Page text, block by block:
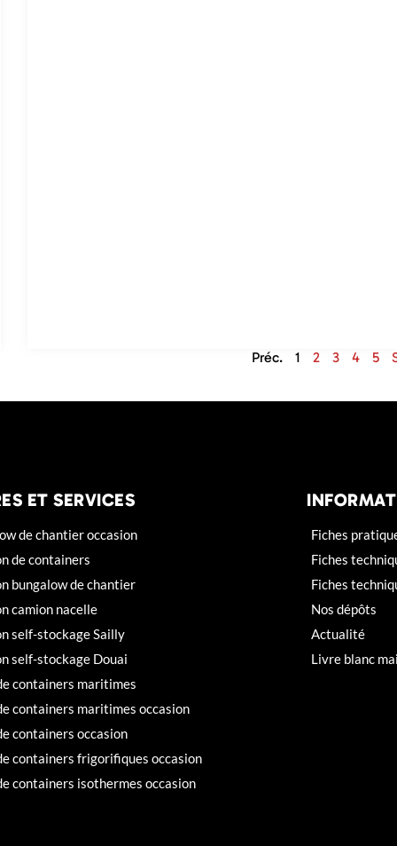
Préc. 1 2 3 4 5
ET SERVICES
de chantier occasion
de containers
bungalow de chantier
camion nacelle
self-stockage Sailly
self-stockage Douai
containers maritimes
containers maritimes occasion
containers occasion
containers frigorifiques occasion
containers isothermes occasion
Fiches
Fiches
Fiches
Nos dépôts
Actualité
Livre blanc